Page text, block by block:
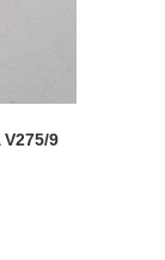
V275/9